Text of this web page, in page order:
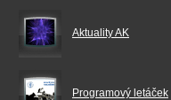
Aktuality AK
Programový letáček